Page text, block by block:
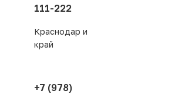
111-222
Краснодар и
край
+7 (978)